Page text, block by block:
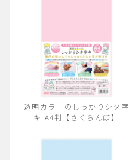
透明カラーのしっかりシタ字
キ A4判【さくらんぼ】